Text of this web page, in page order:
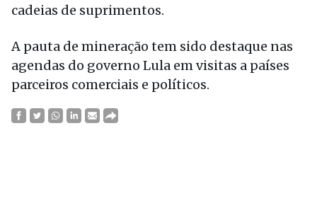
cadeias de suprimentos.
A pauta de mineração tem sido destaque nas
agendas do governo Lula em visitas a países
parceiros comerciais e políticos.